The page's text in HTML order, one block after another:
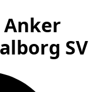
Anker
SV